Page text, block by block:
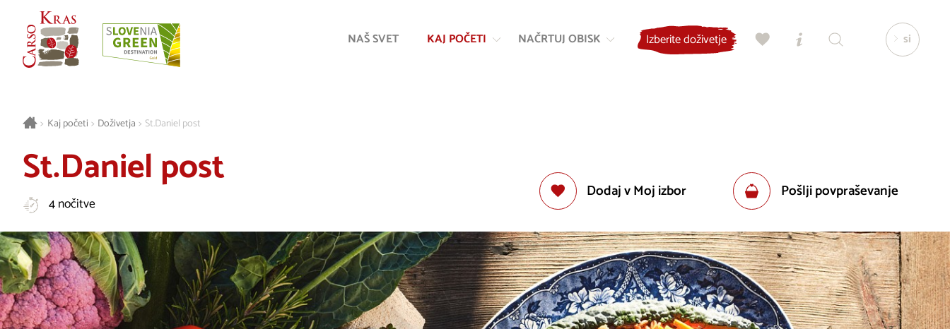
vsebino
NAŠ SVET KAJ POČETI NAČRTUJ OBISK Izberite doživetje si
> Kaj početi > Doživetja > St.Daniel post
St.Daniel post
4 nočitve
Dodaj v Moj izbor Pošlji povpraševanje